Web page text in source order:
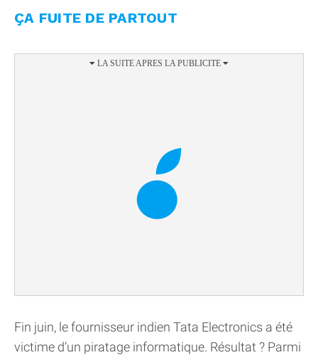
ÇA FUITE DE PARTOUT
Fin juin, le fournisseur indien Tata Electronics a été
victime d’un piratage informatique. Résultat ? Parmi